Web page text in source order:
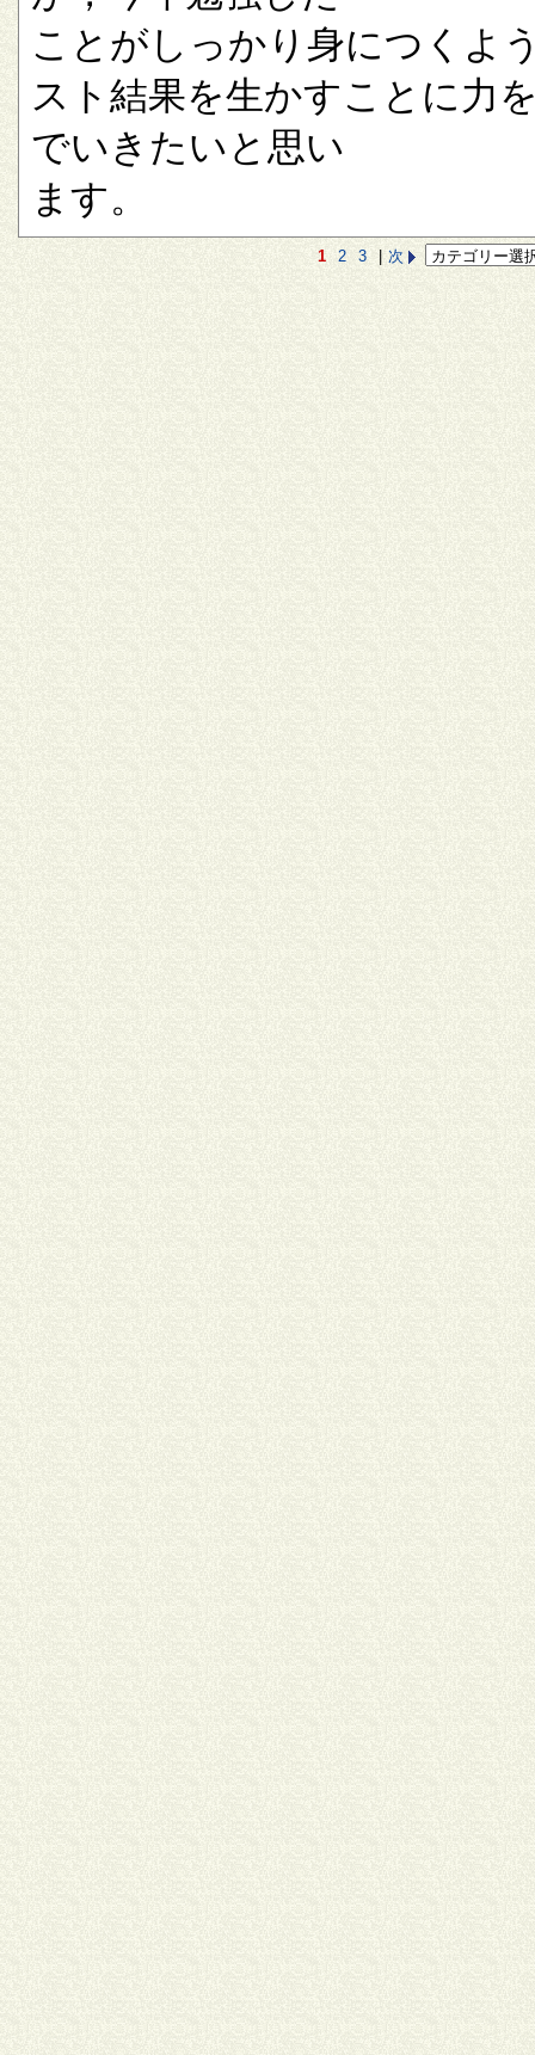
ことがしっかり身につくよ
スト結果を生かすことに力
でいきたいと思い
ます。
1 2 3 次